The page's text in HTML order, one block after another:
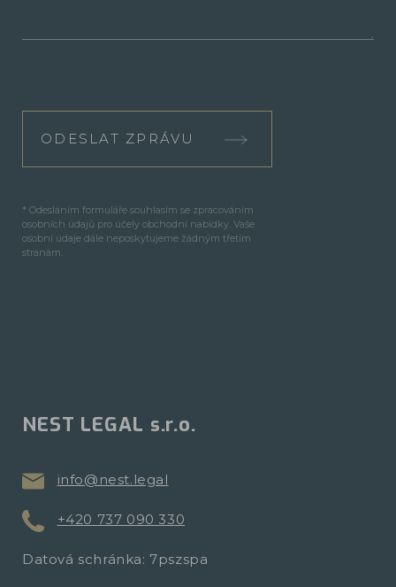
ODESLAT ZPRÁVU
* Odesláním formuláře souhlasím se zpracováním
osobních údajů pro účely obchodní nabídky. Vaše
osobní údaje dále neposkytujeme žádným třetím
stranám.
NEST LEGAL s.r.o.
info@nest.legal
+420 737 090 330
Datová schránka: 7pszspa